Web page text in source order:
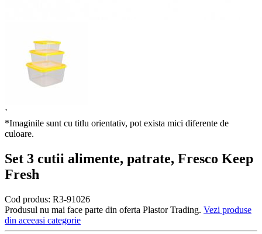
`
*Imaginile sunt cu titlu orientativ, pot exista mici diferente de
culoare.
Set 3 cutii alimente, patrate, Fresco Keep
Fresh
Cod produs: R3-91026
Produsul nu mai face parte din oferta Plastor Trading. Vezi produse
din aceeasi categorie